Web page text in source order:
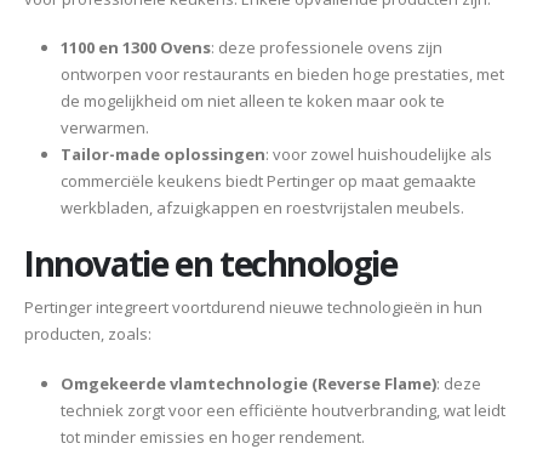
1100 en 1300 Ovens: deze professionele ovens zijn
ontworpen voor restaurants en bieden hoge prestaties, met
de mogelijkheid om niet alleen te koken maar ook te
verwarmen​.
Tailor-made oplossingen: voor zowel huishoudelijke als
commerciële keukens biedt Pertinger op maat gemaakte
werkbladen, afzuigkappen en roestvrijstalen meubels​​.
Innovatie en technologie
Pertinger integreert voortdurend nieuwe technologieën in hun
producten, zoals:
Omgekeerde vlamtechnologie (Reverse Flame): deze
techniek zorgt voor een efficiënte houtverbranding, wat leidt
tot minder emissies en hoger rendement​.